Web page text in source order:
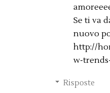
Se ti va
nuovo
http://
w-
Risposte